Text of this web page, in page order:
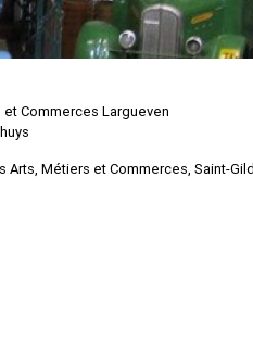
Commerces Largueven
Arts, Métiers et Commerces, Saint-